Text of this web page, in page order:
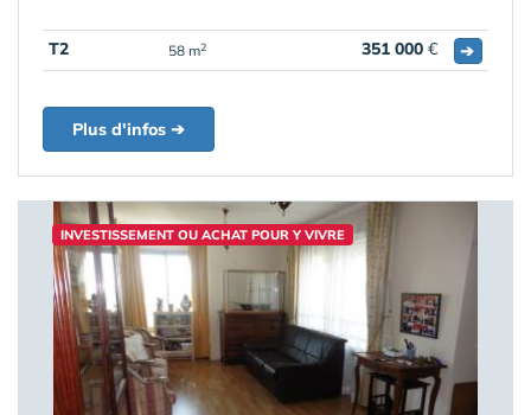
T2 58 m2 351 000 € ➔
Plus d'infos ➔
INVESTISSEMENT OU ACHAT POUR Y VIVRE